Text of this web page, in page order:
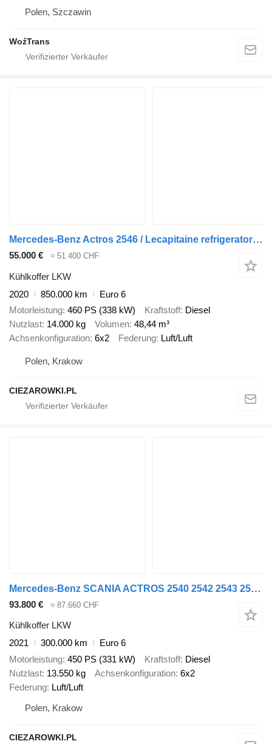
Polen, Szczawin
WoźTrans
Mercedes-Benz Actros 2546 / Lecapitaine refrigerator 20 EPAL / Multitemperatur
55.000 € ≈ 51.400 CHF
Kühlkoffer LKW
2020
850.000 km
Euro 6
Motorleistung 460 PS (338 kW) Kraftstoff Diesel
Nutzlast 14.000 kg Volumen 48,44 m³
Achsenkonfiguration 6x2 Federung Luft/Luft
Polen, Krakow
CIEZAROWKI.PL
Mercedes-Benz SCANIA ACTROS 2540 2542 2543 2545 G 440 REFRIGERATOR LIKE NEW!
93.800 € ≈ 87.660 CHF
Kühlkoffer LKW
2021
300.000 km
Euro 6
Motorleistung 450 PS (331 kW) Kraftstoff Diesel
Nutzlast 13.550 kg Achsenkonfiguration 6x2
Federung Luft/Luft
Polen, Krakow
CIEZAROWKI.PL